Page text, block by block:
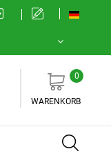
0
WARENKORB